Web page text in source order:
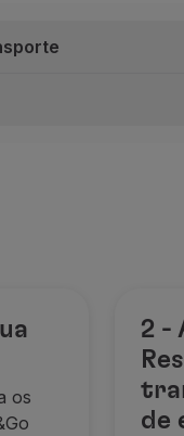
segmento voado
os
Go
2 -
de